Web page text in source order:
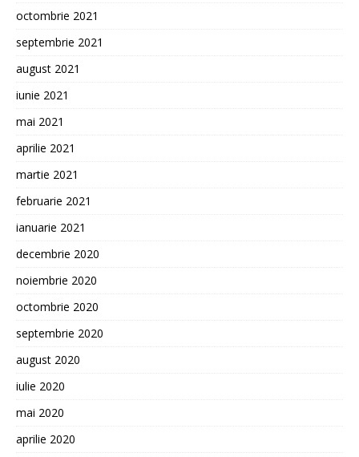
octombrie 2021
septembrie 2021
august 2021
iunie 2021
mai 2021
aprilie 2021
martie 2021
februarie 2021
ianuarie 2021
decembrie 2020
noiembrie 2020
octombrie 2020
septembrie 2020
august 2020
iulie 2020
mai 2020
aprilie 2020